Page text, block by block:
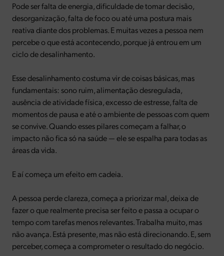
Pode ser falta de energia, dificuldade de tomar decisão,
desorganização, falta de foco ou até uma postura mais
reativa diante dos problemas. E muitas vezes a pessoa nem
percebe o que está acontecendo, porque já entrou em um
ciclo de desalinhamento.
Esse desalinhamento costuma vir de coisas básicas, mas
fundamentais: sono ruim, alimentação desregulada,
ausência de atividade física, excesso de estresse, falta de
momentos de pausa e até o ambiente de pessoas com quem
se convive. Quando esses pilares começam a falhar, o
impacto não fica só na saúde — ele se espalha para todas as
áreas da vida.
E aí começa um efeito em cadeia.
A pessoa perde clareza, começa a priorizar mal, deixa de
fazer o que realmente precisa ser feito e passa a ocupar o
tempo com tarefas menos relevantes. Trabalha muito, mas
não avança. Está presente, mas não está direcionando. E, sem
perceber, começa a comprometer o resultado do negócio.